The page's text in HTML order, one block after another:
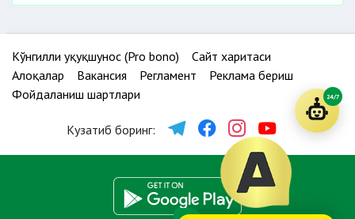
Кўнгилли ҳуқуқшунос (Pro bono)
Сайт харитаси
Алоқалар
Вакансия Регламент
Реклама бериш
Фойдаланиш шартлари
Кузатиб боринг:
24/7